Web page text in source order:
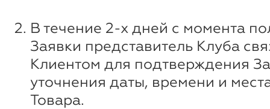
В течение 2-х дней с момента
Заявки представитель Клуба
Клиентом для подтверждения
уточнения даты, времени и
Товара.